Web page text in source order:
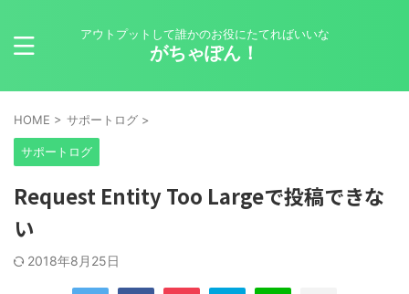
アウトプットして誰かのお役にたてればいいな
がちゃぽん！
HOME > サポートログ >
サポートログ
Request Entity Too Largeで投稿できな
い
2018年8月25日